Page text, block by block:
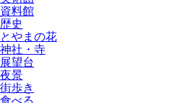
資料館
歴史
とやまの花
神社・寺
展望台
夜景
街歩き
食べる